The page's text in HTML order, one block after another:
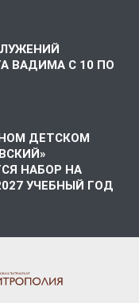
ВАДИМА С 10 ПО
ДЕТСКОМ
НАБОР НА
УЧЕБНЫЙ ГОД